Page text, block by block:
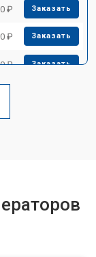
₽ Заказать
₽ Заказать
₽ Заказать
₽